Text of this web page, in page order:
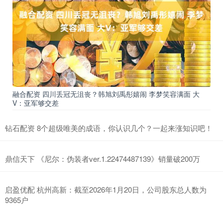
融合配资 四川丢冠无沮丧？韩旭刘禹彤嬉闹 李梦笑容满面 大
V：亚军够交差
钻石配资 8个超级唯美的成语，你认识几个？一起来涨知识吧！
鼎信天下 《尼尔：伪装者ver.1.22474487139》销量破200万
启盈优配 杭州高新：截至2026年1月20日，公司股东总人数为
9365户